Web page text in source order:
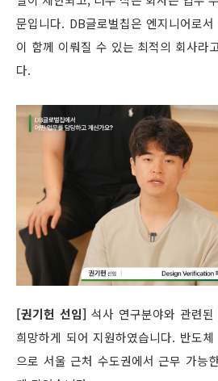
문입니다. DB글로벌칩은 엔지니어로
이 함께 이뤄질 수 있는 최적의 회사라
다.
[권기헌 선임] 석사 연구분야와 관련
희망하게 되어 지원하였습니다. 반도
으로 서울 근처 수도권에서 근무 가능